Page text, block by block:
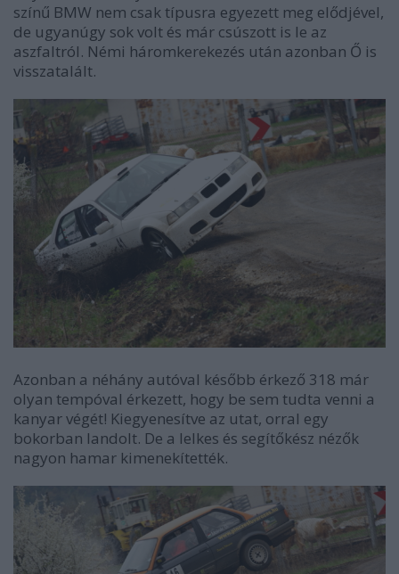
színű BMW nem csak típusra egyezett meg elődjével,
de ugyanúgy sok volt és már csúszott is le az
aszfaltról. Némi háromkerekezés után azonban Ő is
visszatalált.
Azonban a néhány autóval később érkező 318 már
olyan tempóval érkezett, hogy be sem tudta venni a
kanyar végét! Kiegyenesítve az utat, orral egy
bokorban landolt. De a lelkes és segítőkész nézők
nagyon hamar kimenekítették.